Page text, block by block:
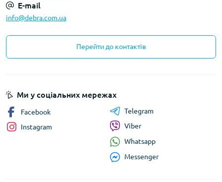
E-mail
info@debra.com.ua
Перейти до контактів
Ми у соціальних мережах
Facebook
Instagram
Telegram
Viber
Whatsapp
Messenger